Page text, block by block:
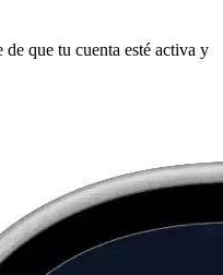
que tu cuenta esté activa y